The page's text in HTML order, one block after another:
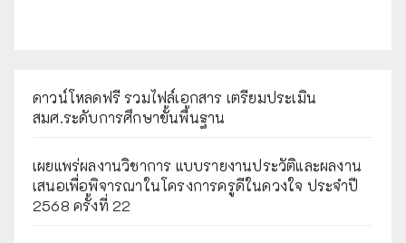
ดาวน์โหลดฟรี รวมไฟล์เอกสาร เตรียมประเมิน
สมศ.ระดับการศึกษาขั้นพื้นฐาน
เผยแพร่ผลงานวิชาการ แบบรายงานประวัติและผลงาน
เสนอเพื่อพิจารณาในโครงการครูดีในดวงใจ ประจำปี
2568 ครั้งที่ 22